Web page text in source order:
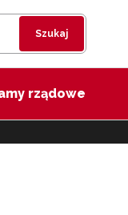
Szukaj
rządowe